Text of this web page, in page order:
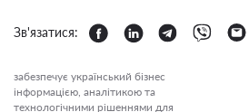
Зв'язатися:
забезпечує український бізнес
інформацією, аналітикою та
технологічними рішеннями для